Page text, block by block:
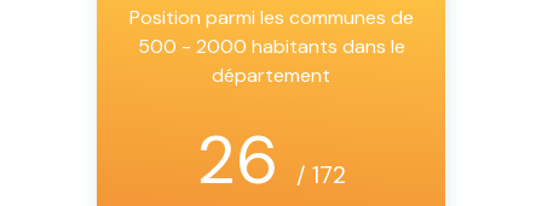
Position parmi les communes de
500 - 2000 habitants dans le
département
26 / 172